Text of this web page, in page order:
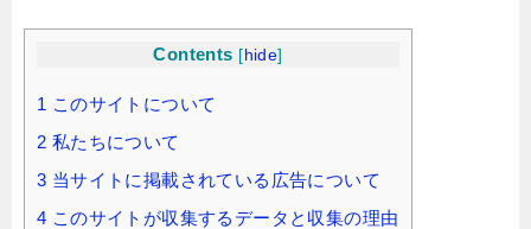
Contents [hide]
1 このサイトについて
2 私たちについて
3 当サイトに掲載されている広告について
4 このサイトが収集するデータと収集の理由